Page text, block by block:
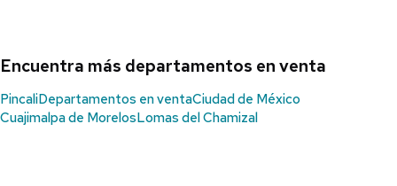
Encuentra más departamentos en venta
PincaliDepartamentos en ventaCiudad de México
Cuajimalpa de MorelosLomas del Chamizal